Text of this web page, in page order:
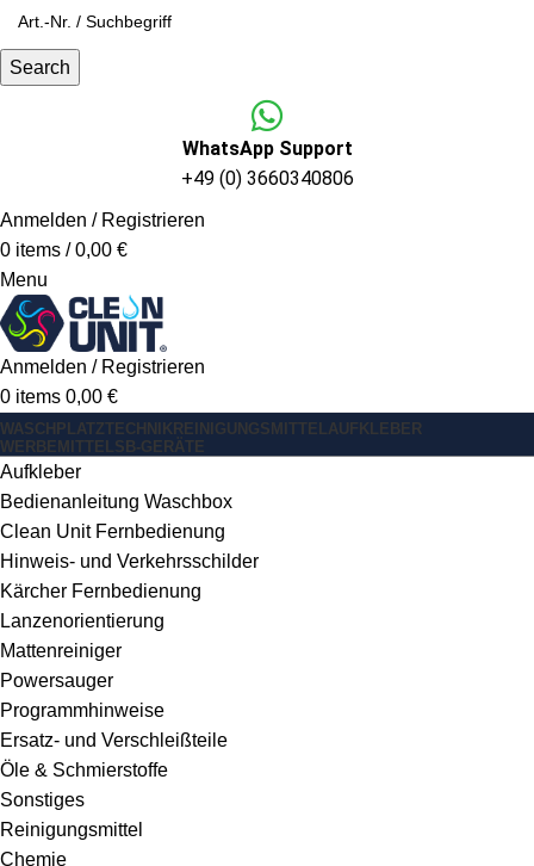
Search
WhatsApp Support
+49 (0) 3660340806
Anmelden / Registrieren
0 items / 0,00 €
Menu
Anmelden / Registrieren
0 items 0,00 €
WASCHPLATZTECHNIK REINIGUNGSMITTEL AUFKLEBER
WERBEMITTEL SB-GERÄTE
Aufkleber
Bedienanleitung Waschbox
Clean Unit Fernbedienung
Hinweis- und Verkehrsschilder
Kärcher Fernbedienung
Lanzenorientierung
Mattenreiniger
Powersauger
Programmhinweise
Ersatz- und Verschleißteile
Öle & Schmierstoffe
Sonstiges
Reinigungsmittel
Chemie